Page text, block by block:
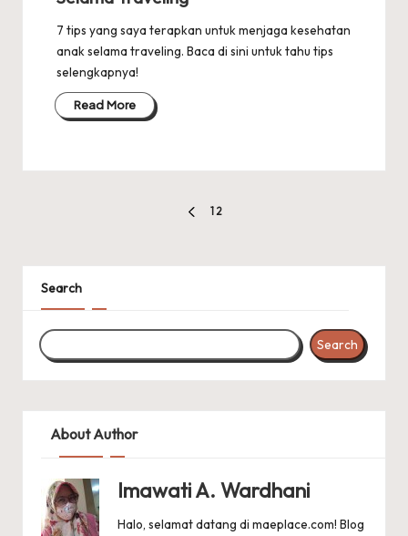
7 tips yang saya terapkan untuk menjaga kesehatan
anak selama traveling. Baca di sini untuk tahu tips
selengkapnya!
Read More
PREVIOUS
1 2
Search
Search
About Author
Imawati A. Wardhani
Halo, selamat datang di maeplace.com! Blog